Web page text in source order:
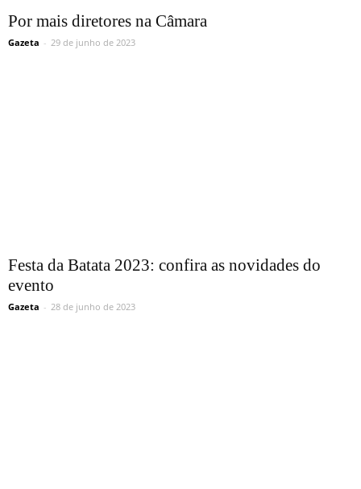
Por mais diretores na Câmara
Gazeta - 29 de junho de 2023
Festa da Batata 2023: confira as novidades do
evento
Gazeta - 28 de junho de 2023